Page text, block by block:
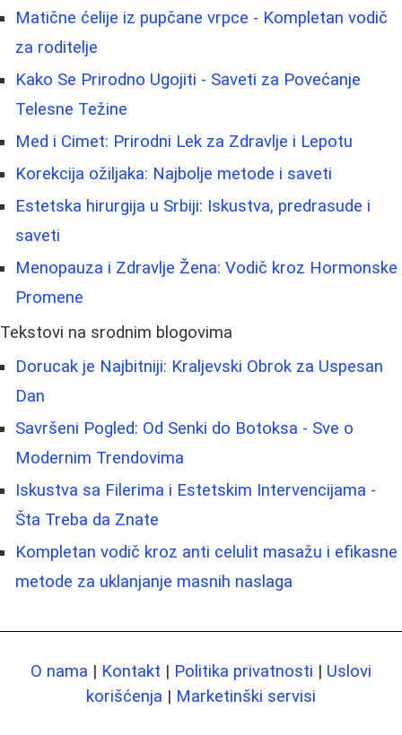
Matične ćelije iz pupčane vrpce - Kompletan vodič
za roditelje
Kako Se Prirodno Ugojiti - Saveti za Povećanje
Telesne Težine
Med i Cimet: Prirodni Lek za Zdravlje i Lepotu
Korekcija ožiljaka: Najbolje metode i saveti
Estetska hirurgija u Srbiji: Iskustva, predrasude i
saveti
Menopauza i Zdravlje Žena: Vodič kroz Hormonske
Promene
Tekstovi na srodnim blogovima
Dorucak je Najbitniji: Kraljevski Obrok za Uspesan
Dan
Savršeni Pogled: Od Senki do Botoksa - Sve o
Modernim Trendovima
Iskustva sa Filerima i Estetskim Intervencijama -
Šta Treba da Znate
Kompletan vodič kroz anti celulit masažu i efikasne
metode za uklanjanje masnih naslaga
O nama | Kontakt | Politika privatnosti | Uslovi
korišćenja | Marketinški servisi